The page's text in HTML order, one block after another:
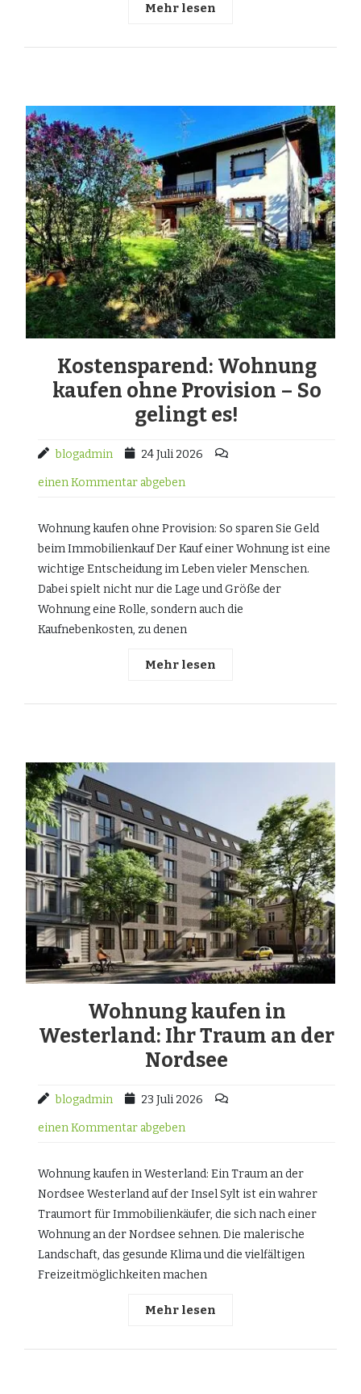
Mehr lesen
Kostensparend: Wohnung
kaufen ohne Provision – So
gelingt es!
blogadmin 24 Juli 2026
einen Kommentar abgeben
Wohnung kaufen ohne Provision: So sparen Sie Geld
beim Immobilienkauf Der Kauf einer Wohnung ist eine
wichtige Entscheidung im Leben vieler Menschen.
Dabei spielt nicht nur die Lage und Größe der
Wohnung eine Rolle, sondern auch die
Kaufnebenkosten, zu denen
Mehr lesen
Wohnung kaufen in
Westerland: Ihr Traum an der
Nordsee
blogadmin 23 Juli 2026
einen Kommentar abgeben
Wohnung kaufen in Westerland: Ein Traum an der
Nordsee Westerland auf der Insel Sylt ist ein wahrer
Traumort für Immobilienkäufer, die sich nach einer
Wohnung an der Nordsee sehnen. Die malerische
Landschaft, das gesunde Klima und die vielfältigen
Freizeitmöglichkeiten machen
Mehr lesen